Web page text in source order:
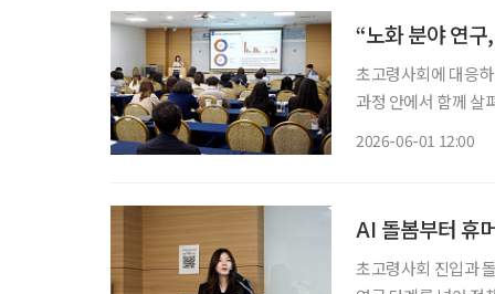
“노화 분야 연
초고령사회에 대응
과정 안에서 함께 살
2026-06-01 12:00
AI 돌봄부터 휴
초고령사회 진입과